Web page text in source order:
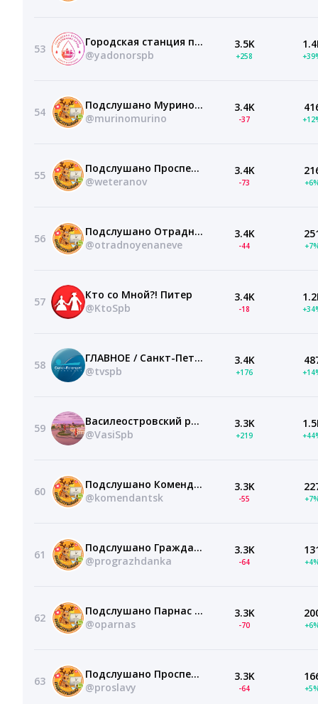
53
Городская станция переливания крови Санкт-Петербурга
@yadonorspb
3.5K
+258
54
Подслушано Мурино | Девяткино | Санкт-Петербург | Бугры | ЖК Солнечный | Энфилд | Графика | Авиатор | Урбанист | Максималист | Лаврики | Новые горизонты | СПб | Питер | Работа | Вакансии | Метро
@murinomurino
3.4K
-37
55
Подслушано Проспект Ветеранов | Ульянка | Санкт-Петербург | Метро Ленинский проспект | Петергоф | Стрельна | ЖК Морская миля | Южный Форт | Кинопарк | Красное село | СПб | Питер | Работа | Вакансии
@weteranov
3.4K
-73
56
Подслушано Отрадное на Неве | Никольское | Санкт-Петербург | Ульяновка | Кировск | Колпино | Тосно | ЖК Юттери | Астрид | Квартал Заречье | Дубровка | Сапёрный | СПб | Питер | Работа | Вакансии
@otradnoyenaneve
3.4K
-44
57
Кто со Мной?! Питер
@KtoSpb
3.4K
-18
58
ГЛАВНОЕ / Санкт-Петербург
@tvspb
3.4K
+176
59
Василеостровский район (Санкт-Петербург, Питер, СПб)
@VasiSpb
3.3K
+219
60
Подслушано Комендантский Проспект | Старая Деревня | Санкт-Петербург | Приморский район | ЖК Ариосто | Тайм Сквер | Полис Приморский | Юбилейный квартал | СПб | Питер | Работа | Вакансии | Метро
@komendantsk
3.3K
-55
61
Подслушано Гражданка | Гражданский Проспект | Ручьи | Санкт-Петербург | Метро Девяткино | Академическая | Политехническая | Выборгская | Площадь Ленина | Мужества | СПб | Питер | Работа | Вакансии
@prograzhdanka
3.3K
-64
62
Подслушано Парнас | Парголово | Северная Долина | Санкт-Петербург | Метро Мурино | Бугры | ЖК Континенты | Миллениум | Жили-были | Паркола | Бумеранг | Девяткино | СПб | Питер | Работа | Вакансии
@oparnas
3.3K
-70
63
Подслушано Проспект Славы | ЖК София | Бухарестская | Санкт-Петербург | Метро Дунайская | Шушары | Международная | Волковская | ЖК Новое Купчино | Нигилист | Гранат | СПб | Питер | Работа | Вакансии
@proslavy
3.3K
-64